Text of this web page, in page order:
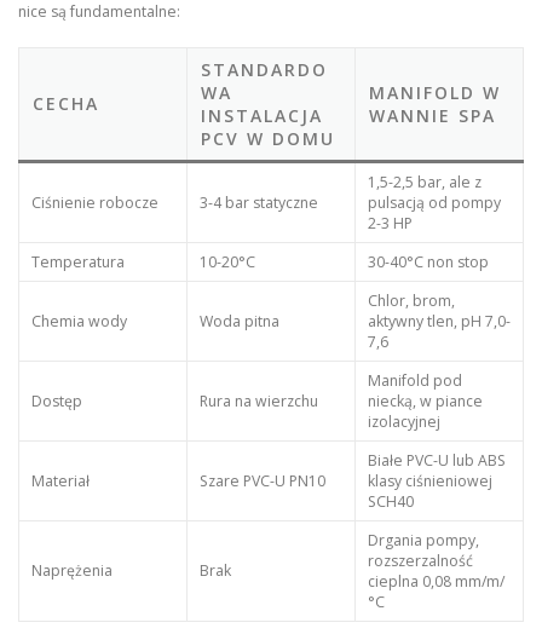
nice są fundamentalne:
CECHA
STANDARDO
WA
INSTALACJA
PCV W DOMU
MANIFOLD W
WANNIE SPA
Ciśnienie robocze 3-4 bar statyczne
1,5-2,5 bar, ale z
pulsacją od pompy
2-3 HP
Temperatura
10-20°C 30-40°C non stop
Chemia wody Woda pitna
Chlor, brom,
aktywny tlen, pH 7,0-
7,6
Dostęp Rura na wierzchu
Manifold pod
niecką, w piance
izolacyjnej
Materiał Szare PVC-U PN10
Białe PVC-U lub ABS
klasy ciśnieniowej
SCH40
Naprężenia Brak
Drgania pompy,
rozszerzalność
cieplna 0,08 mm/m/
°C